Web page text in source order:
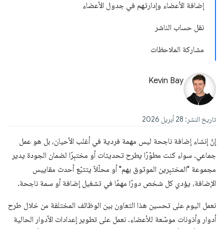
إضافة الأعضاء وإدارتهم في جدول الأعضاء
نقل حساب الناشر
مشاركة الملاحظات
Kevin Bay
تاريخ النشر: 28 أبريل 2026
إنّ إنشاء إضافة ناجحة ليس مهمة فردية في أغلب الأحيان، بل هو عمل
جماعي. سواء كنت مطوّرًا يطرح تحديثات أو مختبِرًا لضمان الجودة يدير
مجموعة "المختبِرين الموثوق بهم" أو محلّلاً يتتبّع أحدث مقاييس
الإضافة، يؤدي كل شخص دورًا مهمًا في تشغيل إضافة أو سمة ناجحة.
نعمل اليوم على تحسين هذا التعاون بين الوظائف المختلفة من خلال طرح
أدوار وأذونات موسّعة للأعضاء. نعمل على تطوير إعدادات الأدوار الحالية